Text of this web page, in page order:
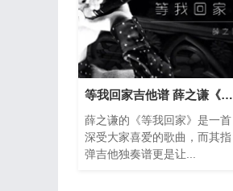
等我回家吉他谱 薛之谦《等我回家》指弹
薛之谦的《等我回家》是一首
深受大家喜爱的歌曲，而其指
弹吉他独奏谱更是让...